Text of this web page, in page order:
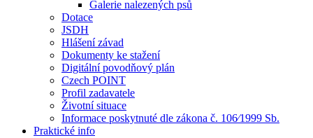
Galerie nalezených psů
Dotace
JSDH
Hlášení závad
Dokumenty ke stažení
Digitální povodňový plán
Czech POINT
Profil zadavatele
Životní situace
Informace poskytnuté dle zákona č. 106⁄1999 Sb.
Praktické info